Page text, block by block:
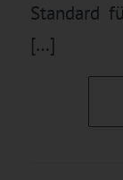
Standard
[…]